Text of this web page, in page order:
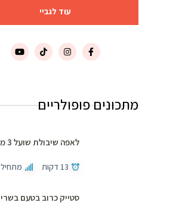
עוד לגביי
מתכונים פופולריים
לאפה שיבולת שועל 3 מצרכים
13 דקות מתחיל
סטייק כרוב בטעם בשרי